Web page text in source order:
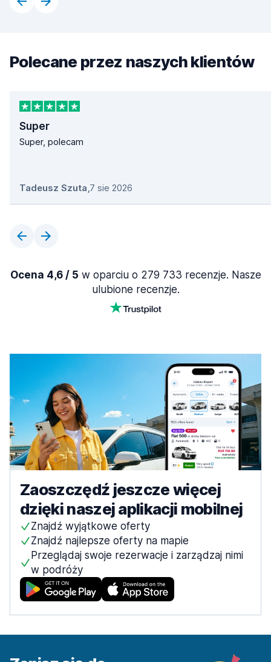
Polecane przez naszych klientów
Super
Super, polecam
Tadeusz Szuta,7 sie 2026
Ocena 4,6 / 5 w oparciu o 279 733 recenzje. Nasze
ulubione recenzje.
Zaoszczędź jeszcze więcej
dzięki naszej aplikacji mobilnej
Znajdź wyjątkowe oferty
Znajdź najlepsze oferty na mapie
Przeglądaj swoje rezerwacje i zarządzaj nimi
w podróży